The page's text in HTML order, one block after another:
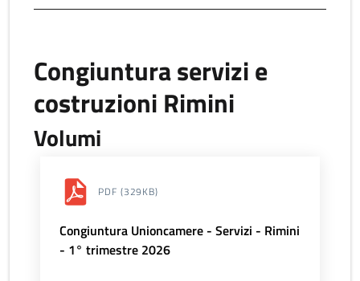
Congiuntura servizi e
costruzioni Rimini
Volumi
PDF (329KB)
Congiuntura Unioncamere - Servizi - Rimini
- 1° trimestre 2026